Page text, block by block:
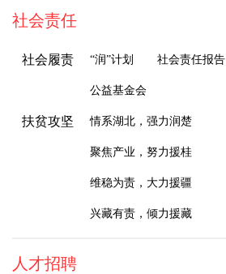
社会责任
社会履责 “润”计划 社会责任报告
公益基金会
扶贫攻坚 情系湖北，强力润楚
聚焦产业，努力援桂
维稳为责，大力援疆
兴藏有责，倾力援藏
人才招聘